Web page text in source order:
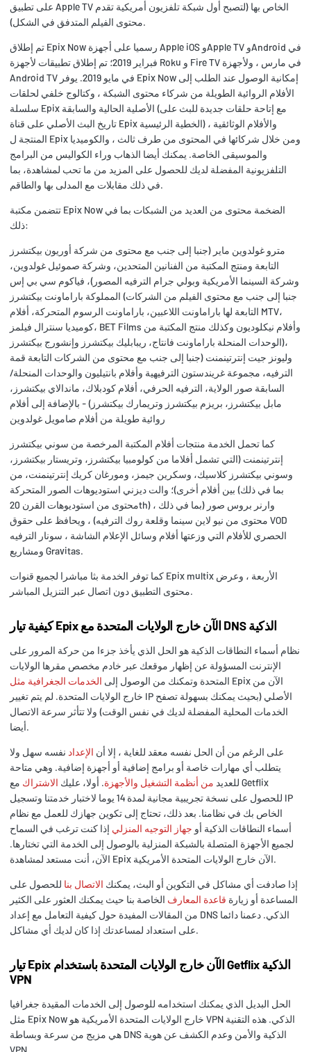
على تطبيق Apple TV الخاص بها (لتصبح أول شبكة تلفزيون أمريكية تقدم
محتوى الفيلم المتدفق في الشكل).
تم إطلاق Epix Now رسميا على أجهزة Apple iOS وApple TV وAndroid في
فبراير 2019؛ تم إطلاق تطبيقات لأجهزة Roku و Fire TV في مارس ، ولأجهزة
Android TV في مايو 2019. يوفر Epix Now إمكانية الوصول عند الطلب إلى
الأفلام الروائية الطويلة من شركاء محتوى الشبكة ، وكتالوج خلفي لحلقات
سلسلة Epix الأصلية الحالية والسابقة (مع إتاحة حلقات جديدة للبث على
تاريخ البث الأصلي على قناة Epix الخطية الرئيسية) ، والأفلام الوثائقية
المنتجة ل Epix ومن خلال شركائها في المحتوى من طرف ثالث ، والكوميديا
والموسيقى الخاصة. يمكنك أيضا الذهاب وراء الكواليس من البرامج
التلفزيونية المفضلة لديك للحصول على المزيد من ما تحب لمشاهدة، بما
في ذلك مقابلات مع المدلى بها والطاقم.
تتضمن مكتبة Epix Now الضخمة محتوى من العديد من الشبكات بما في
ذلك:
مترو غولدوين ماير (جنبا إلى جنب مع محتوى من شركة أوريون بيكتشرز
التابعة ومنتج المكتبة من الفنانين المتحدين، وشركة صموئيل غولدوين،
وشركة السينما الأمريكية وبولي جرام الترفيه المصور)، فياكوم سي بي إس
المملوكة باراماونت بيكتشرز (جنبا إلى جنب مع محتوى الفيلم من الشركات
التابعة لها باراماونت اللاعبين، باراماونت الرسوم المتحركة، أفلام MTV،
كوميديا سنترال فيلمز، BET Films وأفلام نيكلوديون وكذلك منتج المكتبة من
الوحدات المنحلة باراماونت فانتاج، ريبابليك بيكتشرز وإنشورج بيكتشرز)،
وليونز جيت إنترتينمنت (جنبا إلى جنب مع محتوى من الشركات التابعة قمة
الترفيه، مجموعة غريندستون الترفيهية وأفلام بانتيليون والوحدات المنحلة/
السابقة صور الولاية، الترفيه الحرفي، أفلام كودبلاك، ماندالاي بيكتشرز،
مابل بيكتشرز، بريزم بيكتشرز وتريمارك بيكتشرز) - بالإضافة إلى أفلام
روائية طويلة من أفلام صامويل غولدوين
كما تحمل الخدمة منتجات أفلام المكتبة المرخصة من سوني بيكتشرز
إنترتينمنت (التي تشمل أفلاما من كولومبيا بيكتشرز، وتريستار بيكتشرز،
وسوني بيكتشرز كلاسيك، وسكرين جيمز، ومورغان كريك إنترتينمنت، من
بين أفلام أخرى)؛ والت ديزني استوديوهات الصور المتحركة (بما في ذلك
محتوى من استوديوهات القرن 20th) ، وارنر بروس صور (بما في ذلك
محتوى من نيو لاين سينما وقلعة روك الترفيه) ، ويحافظ على حقوق VOD
الحصري للأفلام التي وزعتها أفلام وسائل الإعلام الشاشة ، سونار الترفيه
ومشاريع Gravitas.
كما توفر الخدمة بثا مباشرا لجميع قنوات Epix multix الأربعة ، وعرض
محتوى التطبيق دون اتصال عبر التنزيل المباشر.
كيفية تيار Epix الآن خارج الولايات المتحدة مع DNS الذكية
نظام أسماء النطاقات الذكية هو الحل الذي يأخذ جزءا من حركة المرور على
الإنترنت المسؤولة عن إظهار موقعك عبر خادم مخصص مقرها الولايات
المتحدة وتمكنك من الوصول إلى الخدمات الجغرافية مثل
Epix الآن من
خارج الولايات المتحدة. لم يتم تغيير IP الأصلي (بحيث يمكنك بسهولة تصفح
الخدمات المحلية المفضلة لديك في نفس الوقت) ولا تتأثر سرعة الاتصال
أيضا.
على الرغم من أن الحل نفسه معقد للغاية ، إلا أن الإعداد نفسه سهل ولا
يتطلب أي مهارات خاصة أو برامج إضافية أو أجهزة إضافية. وهي متاحة
للعديد من أنظمة التشغيل والأجهزة. أولا، عليك الاشتراك مع Getflix
للحصول على نسخة تجريبية مجانية لمدة 14 يوما لاختبار خدمتنا وتسجيل IP
الخاص بك في نظامنا. بعد ذلك، تحتاج إلى تكوين جهازك للعمل مع نظام
أسماء النطاقات الذكية أو جهاز التوجيه المنزلي إذا كنت ترغب في السماح
لجميع الأجهزة المتصلة بالشبكة المنزلية بالوصول إلى الخدمة التي تختارها.
الآن، أنت مستعد لمشاهدة Epix الآن خارج الولايات المتحدة الأمريكية.
إذا صادفت أي مشاكل في التكوين أو البث، يمكنك الاتصال بنا للحصول على
المساعدة أو زيارة قاعدة المعارف الخاصة بنا حيث يمكنك العثور على الكثير
من المقالات المفيدة حول كيفية التعامل مع إعداد DNS الذكي. دعمنا دائما
على استعداد لمساعدتك إذا كان لديك أي مشاكل.
تيار Epix الآن خارج الولايات المتحدة باستخدام Getflix الذكية
VPN
الحل البديل الذي يمكنك استخدامه للوصول إلى الخدمات المقيدة جغرافيا
مثل Epix Now خارج الولايات المتحدة الأمريكية هو VPN الذكي. هذه التقنية
هي مزيج من سرعة وبساطة DNS الذكية والأمن وعدم الكشف عن هوية